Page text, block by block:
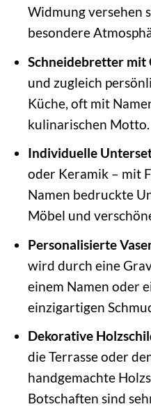
Widmung versehen
besondere
Schneidebretter mit
und zugleich
Küche, oft mit
kulinarischen Motto.
Individuelle
oder Keramik – mit
Namen bedruckte
Möbel und
Personalisierte
wird durch eine
einem Namen oder
einzigartigen
Dekorative
die Terrasse oder
handgemachte
Botschaften sind